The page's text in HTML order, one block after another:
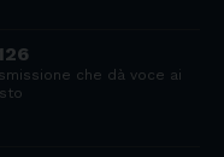
che dà voce ai